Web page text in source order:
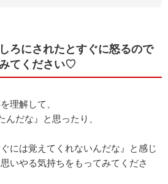
ろにされたとすぐに怒るので
てください♡
理解して、
んだな』と思ったり、
には覚えてくれないんだな』と感じ
いやる気持ちをもってみてくださ